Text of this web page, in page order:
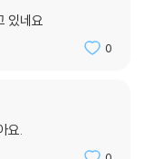
있네요
0
요.